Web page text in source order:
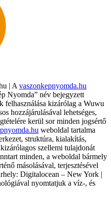
| A vaszonkepnyomda.hu
Nyomda” név bejegyzett
felhasználása kizárólag a Wuwu
hozzájárulásával lehetséges,
kerül sor minden jogsértő
weboldal tartalma
struktúra, kialakítás,
szellemi tulajdonát
minden, a weboldal bármely
másolásával, terjesztésével
Digitalocean – New York |
nyomtatjuk a víz-, és